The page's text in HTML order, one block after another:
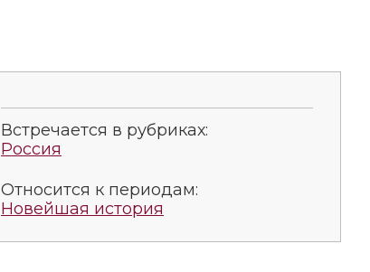
Встречается в рубриках:
Россия
Относится к периодам:
Новейшая история